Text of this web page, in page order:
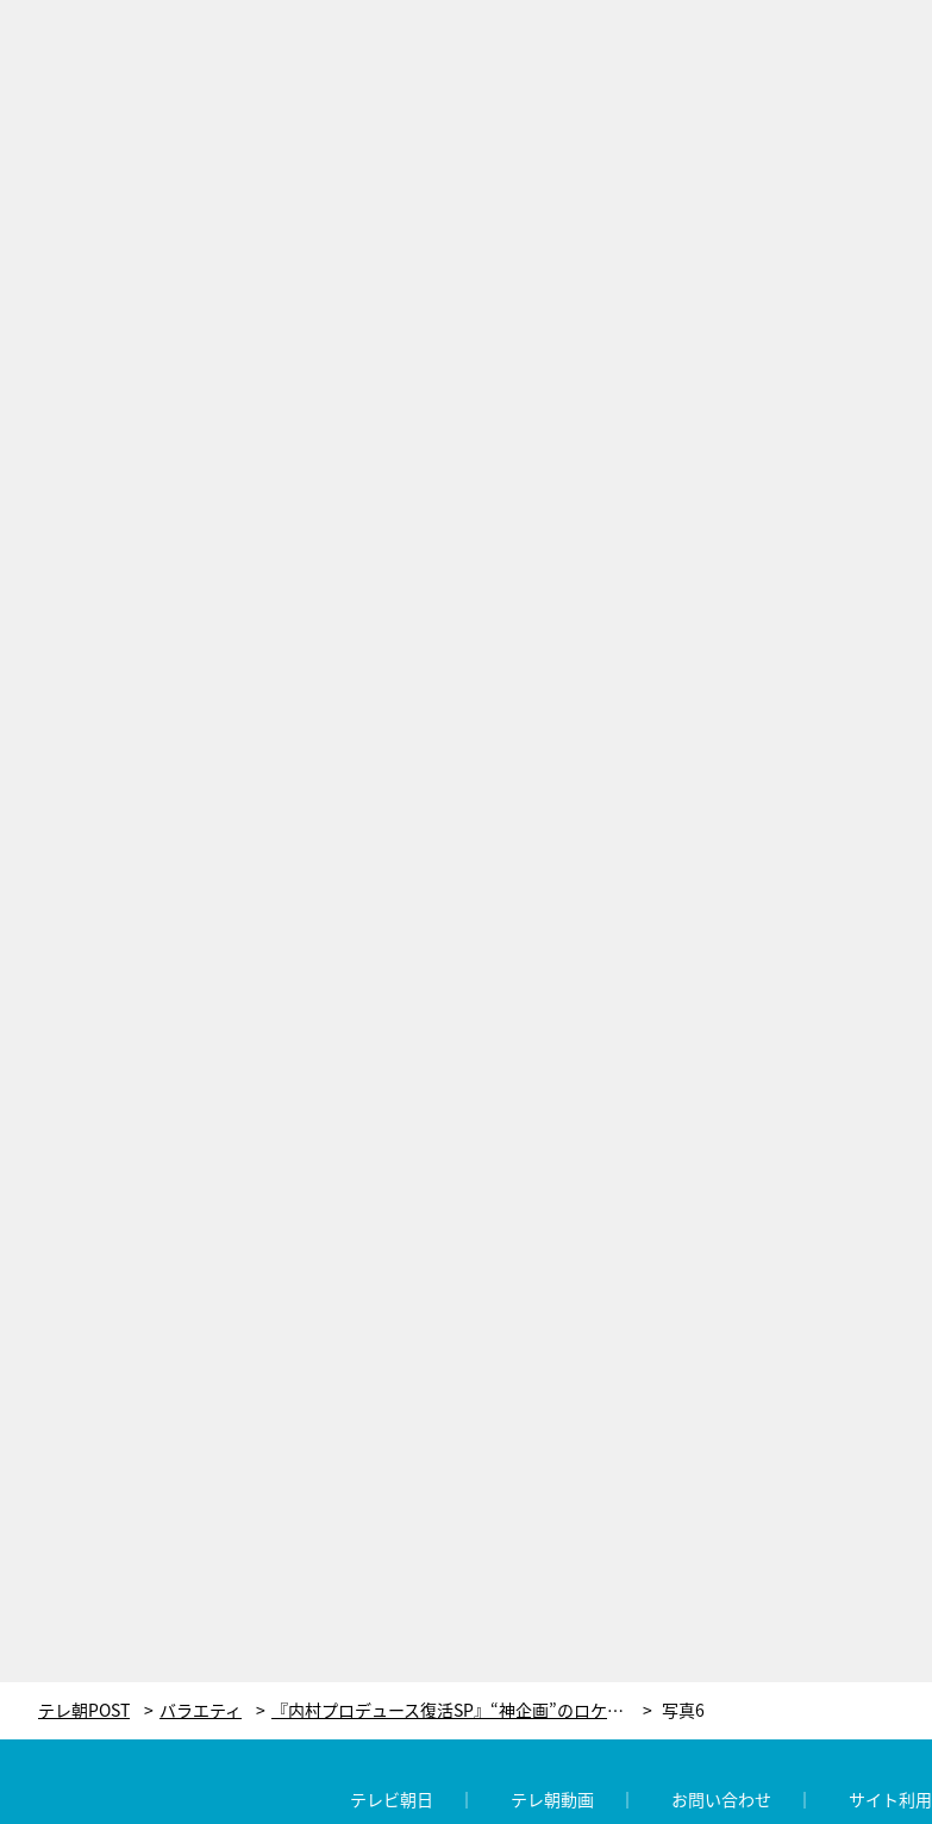
テレ朝POST バラエティ 『内村プロデュース復活SP』“神企画”のロケ写真大公開！出演芸人たちのコメントも到着 写真6
テレビ朝日 テレ朝動画 お問い合わせ サイト利